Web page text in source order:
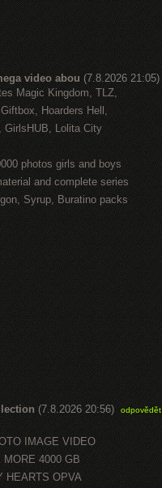
video abou (7.8.2026 21:05)
Magic Kingdom, TLZ,
Hoarders Hell,
GirlsHUB, Lolita City
photos girls and boys
and complete series
Syrup, Buratino packs
(7.8.2026 20:56) odpovědět
IMAGE VIDEO
4000 GB
HEARTS OPVA